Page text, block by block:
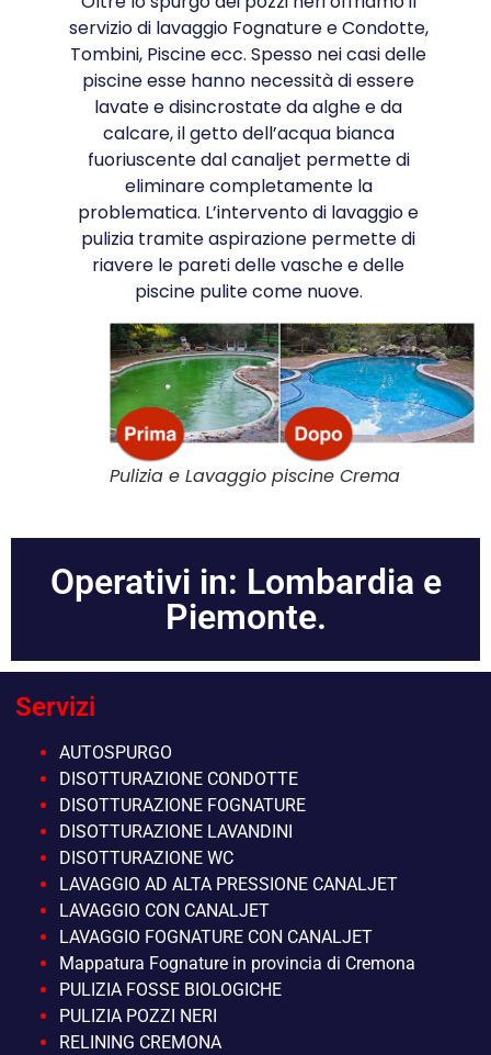
servizio di lavaggio Fognature e Condotte,
Tombini, Piscine ecc. Spesso nei casi delle
piscine esse hanno necessità di essere
lavate e disincrostate da alghe e da
calcare, il getto dell’acqua bianca
fuoriuscente dal canaljet permette di
eliminare completamente la
problematica. L’intervento di lavaggio e
pulizia tramite aspirazione permette di
riavere le pareti delle vasche e delle
piscine pulite come nuove.
Pulizia e Lavaggio piscine Crema
Operativi in: Lombardia e
Piemonte.
Servizi
AUTOSPURGO
DISOTTURAZIONE CONDOTTE
DISOTTURAZIONE FOGNATURE
DISOTTURAZIONE LAVANDINI
DISOTTURAZIONE WC
LAVAGGIO AD ALTA PRESSIONE CANALJET
LAVAGGIO CON CANALJET
LAVAGGIO FOGNATURE CON CANALJET
Mappatura Fognature in provincia di Cremona
PULIZIA FOSSE BIOLOGICHE
PULIZIA POZZI NERI
RELINING CREMONA